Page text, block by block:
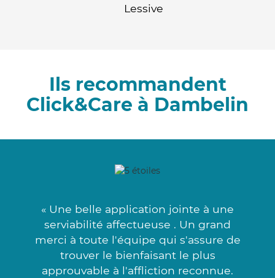
Lessive
Ils recommandent
Click&Care à Dambelin
« Une belle application jointe à une
serviabilité affectueuse . Un grand
merci à toute l'équipe qui s'assure de
trouver le bienfaisant le plus
approuvable à l'affliction reconnue.